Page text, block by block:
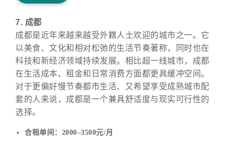
7. 成都
成都是近年来越来越受外籍人士欢迎的城市之一。它
以美食、文化和相对松弛的生活节奏著称，同时也在
科技和新经济领域持续发展。相比超一线城市，成都
在生活成本、租金和日常消费方面都更具缓冲空间。
对于更偏好慢节奏都市生活、又希望享受成熟城市配
套的人来说，成都是一个兼具舒适度与现实可行性的
选择。
合租单间：2000–3500元/月